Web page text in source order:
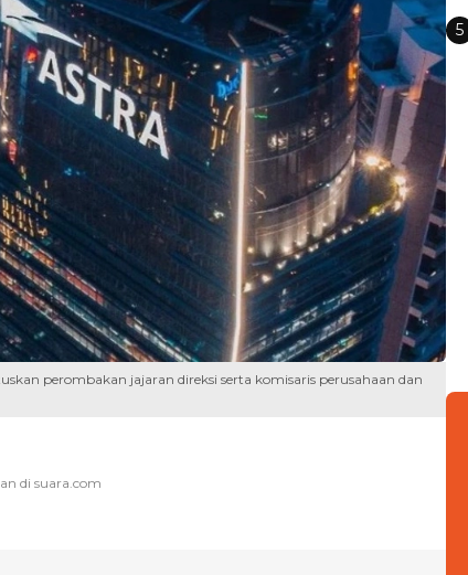
perombakan jajaran direksi serta komisaris perusahaan dan
5